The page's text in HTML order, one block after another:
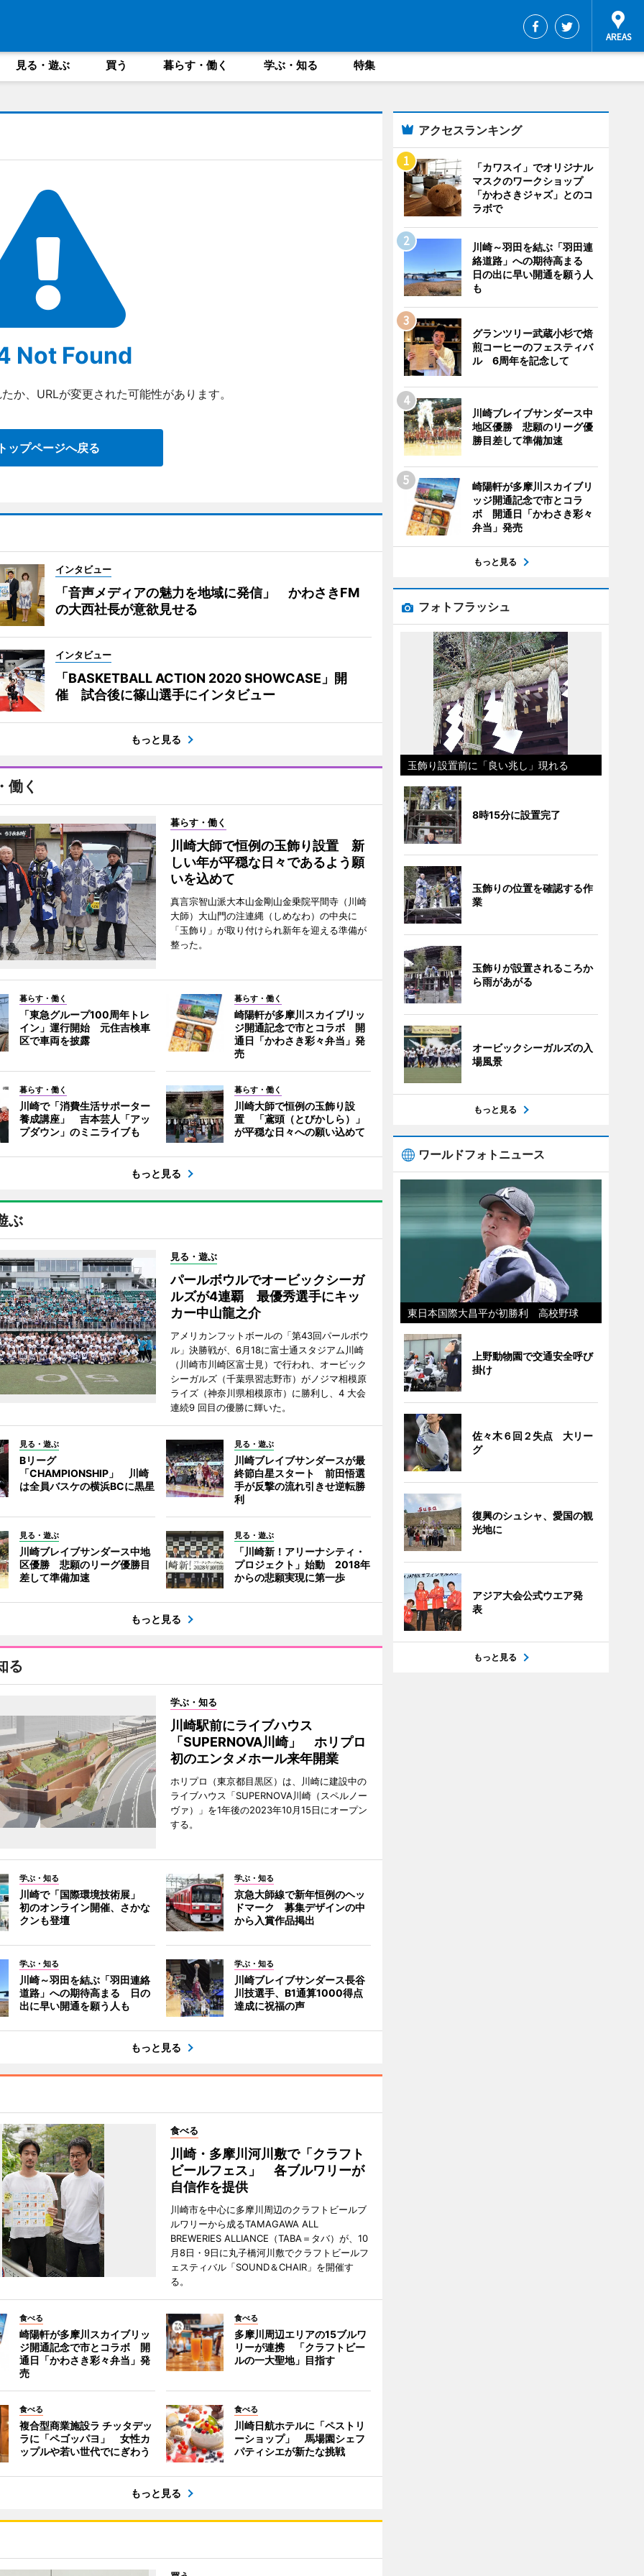
見る・遊ぶ 買う 暮らす・働く 学ぶ・知る 特集
Not Found
か、URLが変更された可能性があります。
ップページへ戻る
インタビュー
「音声メディアの魅力を地域に発信」 かわさきFM
の大西社長が意欲見せる
インタビュー
「BASKETBALL ACTION 2020 SHOWCASE」開
催 試合後に篠山選手にインタビュー
もっと見る
働く
暮らす・働く
川崎大師で恒例の玉飾り設置 新
しい年が平穏な日々であるよう願
いを込めて
真言宗智山派大本山金剛山金乗院平間寺（川崎
大師）大山門の注連縄（しめなわ）の中央に
「玉飾り」が取り付けられ新年を迎える準備が
整った。
暮らす・働く
「東急グループ100周年トレ
イン」運行開始 元住吉検車
区で車両を披露
暮らす・働く
崎陽軒が多摩川スカイブリッ
ジ開通記念で市とコラボ 開
通日「かわさき彩々弁当」発
売
暮らす・働く
川崎で「消費生活サポーター
養成講座」 吉本芸人「アッ
プダウン」のミニライブも
暮らす・働く
川崎大師で恒例の玉飾り設
置 「鳶頭（とびかしら）」
が平穏な日々への願い込めて
もっと見る
ぶ
見る・遊ぶ
パールボウルでオービックシーガ
ルズが4連覇 最優秀選手にキッ
カー中山龍之介
アメリカンフットボールの「第43回パールボウ
ル」決勝戦が、6月18に富士通スタジアム川崎
（川崎市川崎区富士見）で行われ、オービック
シーガルズ（千葉県習志野市）がノジマ相模原
ライズ（神奈川県相模原市）に勝利し、4 大会
連続9 回目の優勝に輝いた。
見る・遊ぶ
Bリーグ
「CHAMPIONSHIP」 川崎
は全員バスケの横浜BCに黒星
見る・遊ぶ
川崎ブレイブサンダースが最
終節白星スタート 前田悟選
手が反撃の流れ引きせ逆転勝
利
見る・遊ぶ
川崎ブレイブサンダース中地
区優勝 悲願のリーグ優勝目
差して準備加速
見る・遊ぶ
「川崎新！アリーナシティ・
プロジェクト」始動 2018年
からの悲願実現に第一歩
もっと見る
る
学ぶ・知る
川崎駅前にライブハウス
「SUPERNOVA川崎」 ホリプロ
初のエンタメホール来年開業
ホリプロ（東京都目黒区）は、川崎に建設中の
ライブハウス「SUPERNOVA川崎（スペルノー
ヴァ）」を1年後の2023年10月15日にオープン
する。
学ぶ・知る
川崎で「国際環境技術展」
初のオンライン開催、さかな
クンも登壇
学ぶ・知る
京急大師線で新年恒例のヘッ
ドマーク 募集デザインの中
から入賞作品掲出
学ぶ・知る
川崎～羽田を結ぶ「羽田連絡
道路」への期待高まる 日の
出に早い開通を願う人も
学ぶ・知る
川崎ブレイブサンダース長谷
川技選手、B1通算1000得点
達成に祝福の声
もっと見る
食べる
川崎・多摩川河川敷で「クラフト
ビールフェス」 各ブルワリーが
自信作を提供
川崎市を中心に多摩川周辺のクラフトビールブ
ルワリーから成るTAMAGAWA ALL
BREWERIES ALLIANCE（TABA＝タバ）が、10
月8日・9日に丸子橋河川敷でクラフトビールフ
ェスティバル「SOUND＆CHAIR」を開催す
る。
食べる
崎陽軒が多摩川スカイブリッ
ジ開通記念で市とコラボ 開
通日「かわさき彩々弁当」発
売
食べる
多摩川周辺エリアの15ブルワ
リーが連携 「クラフトビー
ルの一大聖地」目指す
食べる
複合型商業施設ラ チッタデッ
ラに「ペゴッパヨ」 女性カ
ップルや若い世代でにぎわう
食べる
川崎日航ホテルに「ペストリ
ーショップ」 馬場園シェフ
パティシエが新たな挑戦
もっと見る
アクセスランキング
「カワスイ」でオリジナル
マスクのワークショップ
「かわさきジャズ」とのコ
ラボで
川崎～羽田を結ぶ「羽田連
絡道路」への期待高まる
日の出に早い開通を願う人
も
グランツリー武蔵小杉で焙
煎コーヒーのフェスティバ
ル 6周年を記念して
川崎ブレイブサンダース中
地区優勝 悲願のリーグ優
勝目差して準備加速
崎陽軒が多摩川スカイブリ
ッジ開通記念で市とコラ
ボ 開通日「かわさき彩々
弁当」発売
もっと見る
フォトフラッシュ
玉飾り設置前に「良い兆し」現れる
8時15分に設置完了
玉飾りの位置を確認する作
業
玉飾りが設置されるころか
ら雨があがる
オービックシーガルズの入
場風景
もっと見る
ワールドフォトニュース
東日本国際大昌平が初勝利 高校野球
上野動物園で交通安全呼び
掛け
佐々木６回２失点 大リー
グ
復興のシュシャ、愛国の観
光地に
アジア大会公式ウエア発
表
もっと見る